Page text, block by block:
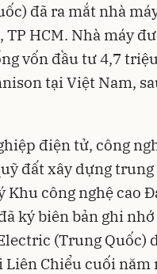
đã ra mắt nhà
HCM. Nhà máy
vốn đầu tư 4,7
tại Việt Nam,
điện tử, công
đất xây dựng trung
Khu công nghệ cao
ký biên bản ghi
(Trung Quốc)
Chiểu cuối năm